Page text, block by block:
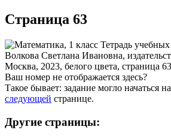
Cтраница 63
Ваш номер не отображается здесь?
Такое бывает: задание могло начаться на
следующей странице.
Другие страницы: